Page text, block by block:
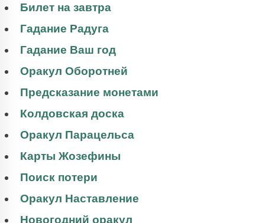
Билет на завтра
Гадание Радуга
Гадание Ваш год
Оракул Оборотней
Предсказание монетами
Колдовская доска
Оракул Парацельса
Карты Жозефины
Поиск потери
Оракул Наставление
Новогодний оракул